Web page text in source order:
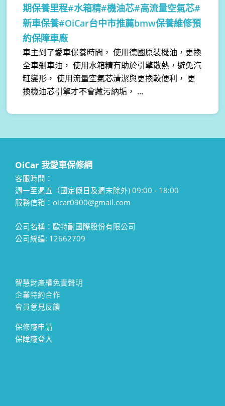
期保養里程#水箱精#機油芯#高流量空氣芯#
新車保養#OiCar台中市推薦bmw保養維修預
約保障車廠
車主到了愛車保養時間， 使用德國原裝機油，更換
全車剎車油， 使用水箱精有助於引擎散熱，避免汽
缸變形， 使用流量空氣芯清潔與更換較便利， 更
換機油芯引擎才不會藏污納垢， ...
OiCar 我愛車保修網
客服時間：
週一至週五（國定假日及週末除外) 09:00 - 18:00
服務信箱：oicar0900@gmail.com
公司名稱：歐特耐國際股份有限公司
公司統編: 12662709
智慧財產權免責聲明
企業特約合作
會員意見反饋
保修廠申請
保障廠登入